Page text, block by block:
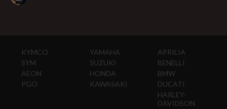
KYMCO
SYM
AEON
PGO
YAMAHA
SUZUKI
HONDA
KAWASAKI
APRILIA
BENELLI
BMW
DUCATI
HARLEY-
DAVIDSON